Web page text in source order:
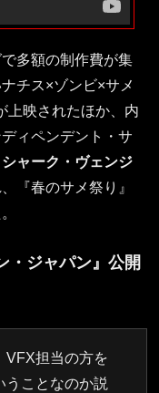
多額の制作費が集
チス×ゾンビ×サメ
上映されたほか、内
ィペンデント・サ
ャーク・ヴェンジ
『春のサメ祭り』
・ジャパン』公開
VFX担当の方を
うことなのか説